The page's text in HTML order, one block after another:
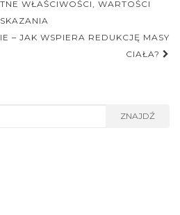
WŁAŚCIWOŚCI, WARTOŚCI
– JAK WSPIERA REDUKCJĘ MASY
CIAŁA?
ZNAJDŹ